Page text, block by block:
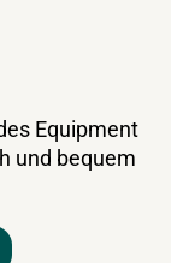
Equipment
und bequem